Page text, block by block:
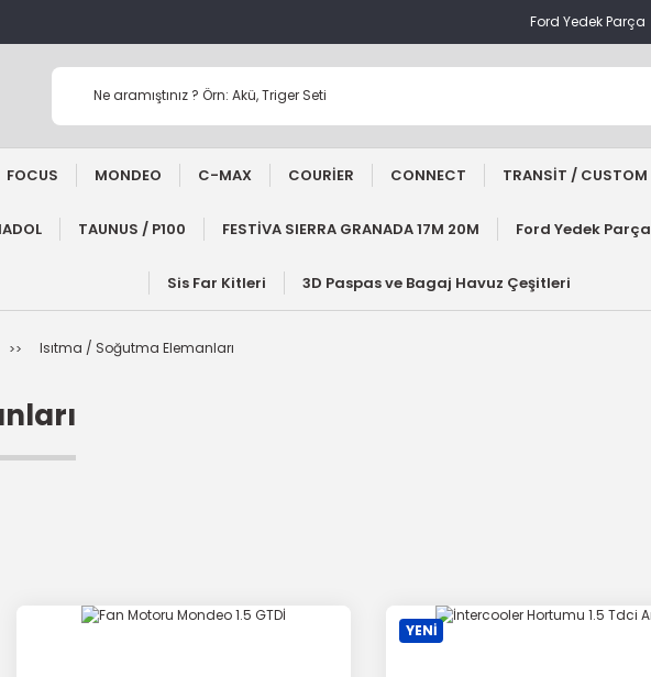
Ford Yedek Parça
FOCUS MONDEO C-MAX COURİER CONNECT TRANSİT / CUSTOM
TAUNUS / P100 FESTİVA SIERRA GRANADA 17M 20M Ford Yedek Parça
Sis Far Kitleri 3D Paspas ve Bagaj Havuz Çeşitleri
Isıtma / Soğutma Elemanları
YENİ